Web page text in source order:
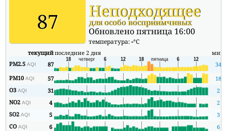
87 Неподходящее
для особо восприимчивых
Обновлено пятница 16:00
температура:-°C
текущийпоследние 2 дня мин
PM2.5AQI 87
34
PM10AQI 57
18
O3AQI 31
2
NO2AQI 4
2
SO2AQI 5
3
COAQI 6
6